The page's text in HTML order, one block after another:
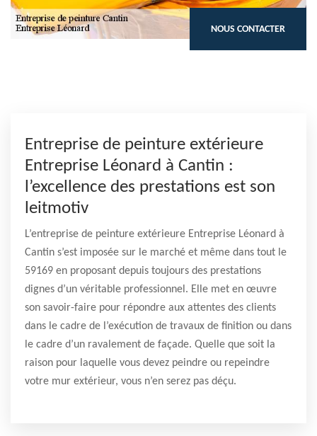
NOUS CONTACTER
Entreprise de peinture extérieure
Entreprise Léonard à Cantin :
l’excellence des prestations est son
leitmotiv
L’entreprise de peinture extérieure Entreprise Léonard à
Cantin s’est imposée sur le marché et même dans tout le
59169 en proposant depuis toujours des prestations
dignes d’un véritable professionnel. Elle met en œuvre
son savoir-faire pour répondre aux attentes des clients
dans le cadre de l’exécution de travaux de finition ou dans
le cadre d’un ravalement de façade. Quelle que soit la
raison pour laquelle vous devez peindre ou repeindre
votre mur extérieur, vous n’en serez pas déçu.